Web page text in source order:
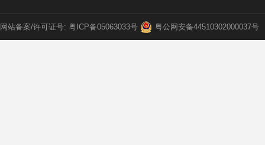
网站备案/许可证号: 粤ICP备05063033号 粤公网安备44510302000037号